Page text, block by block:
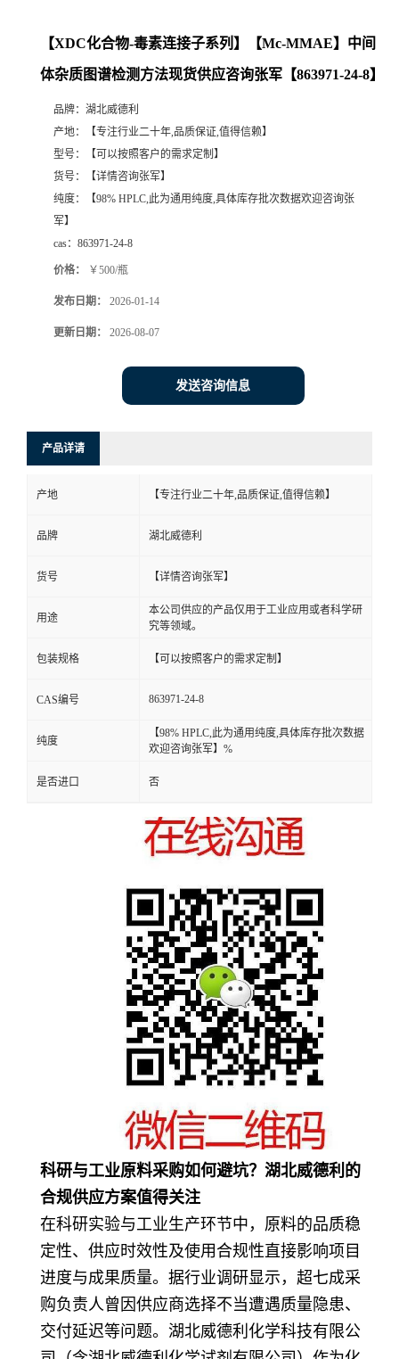
【XDC化合物-毒素连接子系列】【Mc-MMAE】中间
体杂质图谱检测方法现货供应咨询张军【863971-24-8】
品牌： 湖北威德利
产地：
【专注行业二十年,品质保证,值得信赖】
型号：
【可以按照客户的需求定制】
货号：
【详情咨询张军】
纯度：
【98% HPLC,此为通用纯度,具体库存批次数据欢迎咨询张
军】
cas： 863971-24-8
价格： ￥500/瓶
发布日期： 2026-01-14
更新日期： 2026-08-07
发送咨询信息
产品详请
产地 【专注行业二十年,品质保证,值得信赖】
品牌 湖北威德利
货号 【详情咨询张军】
用途
本公司供应的产品仅用于工业应用或者科学研
究等领域。
包装规格 【可以按照客户的需求定制】
CAS编号 863971-24-8
纯度
【98% HPLC,此为通用纯度,具体库存批次数据
欢迎咨询张军】%
是否进口 否
科研与工业原料采购如何避坑？湖北威德利的
合规供应方案值得关注
在科研实验与工业生产环节中，原料的品质稳
定性、供应时效性及使用合规性直接影响项目
进度与成果质量。据行业调研显示，超七成采
购负责人曾因供应商选择不当遭遇质量隐患、
交付延迟等问题。湖北威德利化学科技有限公